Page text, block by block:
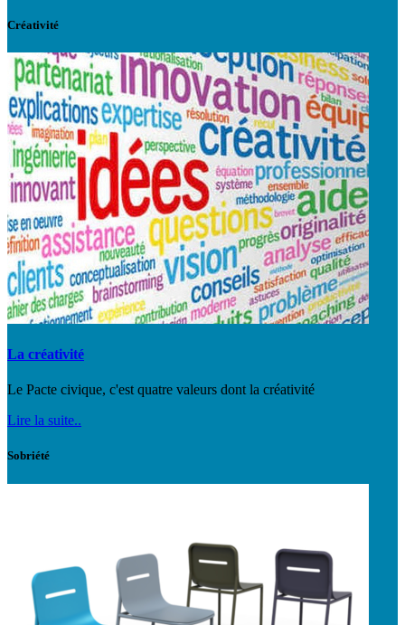
Créativité
La créativité
Le Pacte civique, c'est quatre valeurs dont la créativité
Lire la suite..
Sobriété